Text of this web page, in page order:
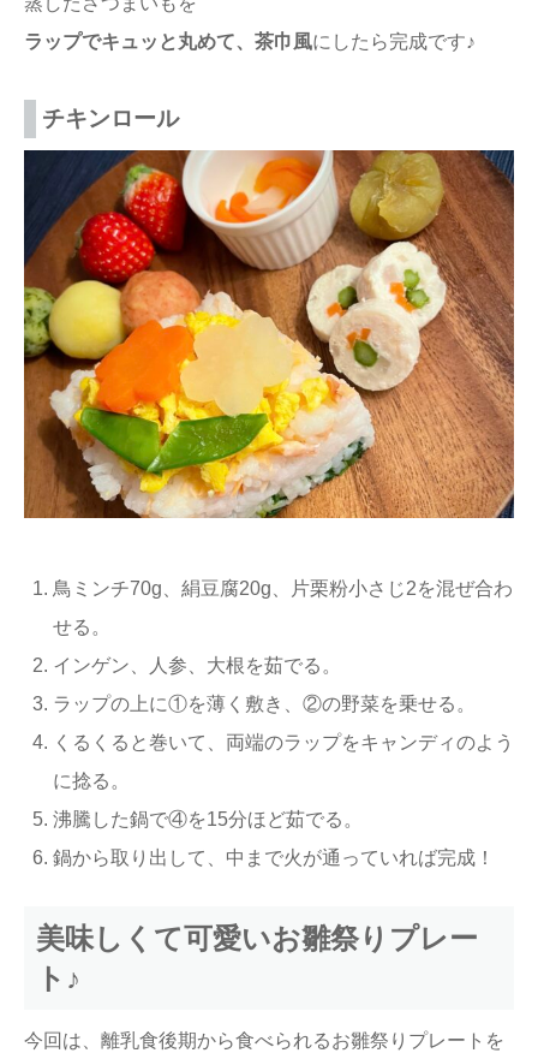
ラップでキュッと丸めて、茶巾風にしたら完成です♪
チキンロール
鳥ミンチ70g、絹豆腐20g、片栗粉小さじ2を混ぜ合わ
せる。
インゲン、人参、大根を茹でる。
ラップの上に①を薄く敷き、②の野菜を乗せる。
くるくると巻いて、両端のラップをキャンディのよう
に捻る。
沸騰した鍋で④を15分ほど茹でる。
鍋から取り出して、中まで火が通っていれば完成！
美味しくて可愛いお雛祭りプレー
ト♪
今回は、離乳食後期から食べられるお雛祭りプレートを